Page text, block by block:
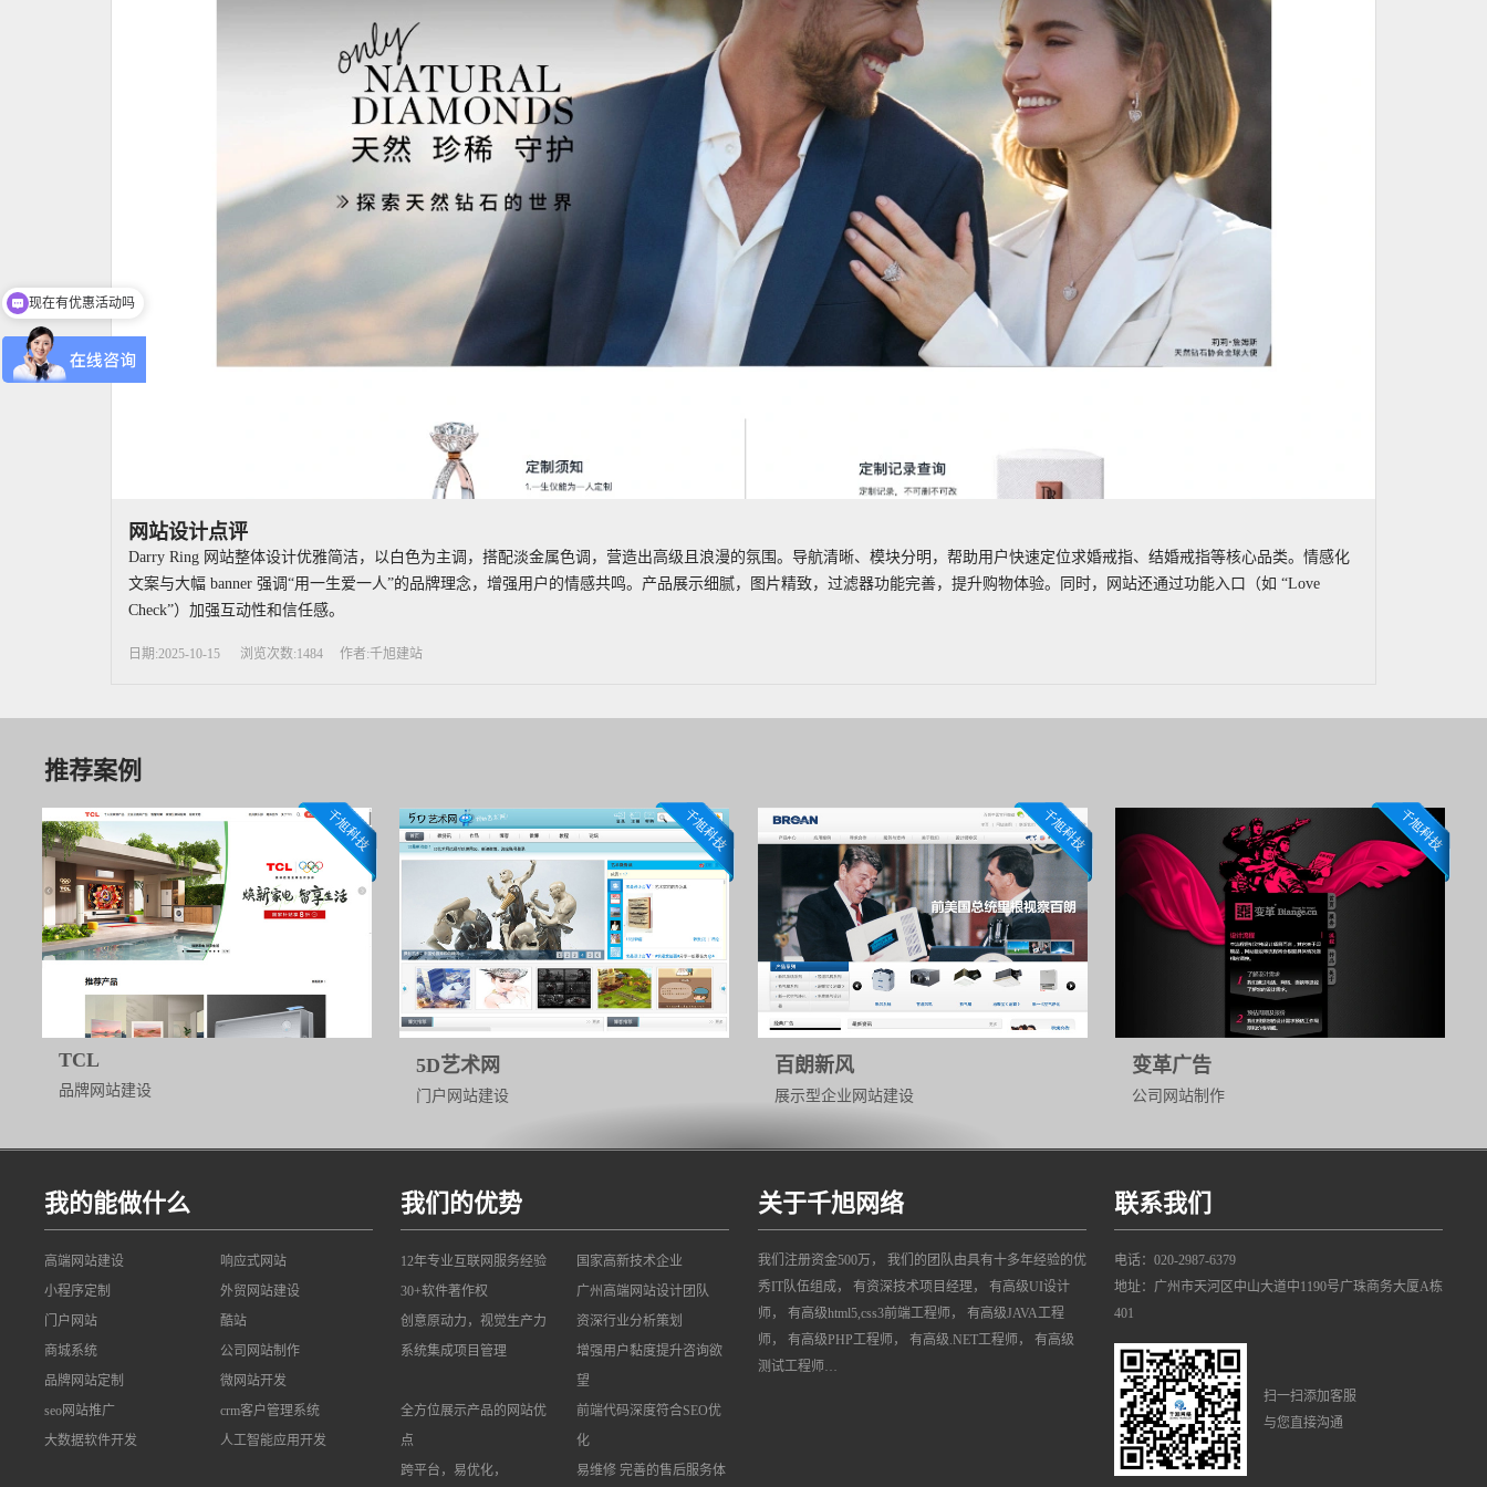
网站设计点评
Darry Ring 网站整体设计优雅简洁，以白色为主调，搭配淡金属色调，营造出高级且浪漫的氛围。导航清晰、模块分明，帮助用户快速定位求婚戒指、结婚戒指等核心品类。情感化
文案与大幅 banner 强调“用一生爱一人”的品牌理念，增强用户的情感共鸣。产品展示细腻，图片精致，过滤器功能完善，提升购物体验。同时，网站还通过功能入口（如 “Love
Check”）加强互动性和信任感。
日期:2025-10-15 浏览次数:1484 作者:千旭建站
推荐案例
TCL
品牌网站建设
5D艺术网
门户网站建设
百朗新风
展示型企业网站建设
变革广告
公司网站制作
我的能做什么
高端网站建设
响应式网站
小程序定制
外贸网站建设
门户网站
酷站
商城系统
公司网站制作
品牌网站定制
微网站开发
seo网站推广
crm客户管理系统
大数据软件开发
人工智能应用开发
我们的优势
12年专业互联网服务经验
国家高新技术企业
30+软件著作权
广州高端网站设计团队
创意原动力，视觉生产力
资深行业分析策划
系统集成项目管理
增强用户黏度提升咨询欲
望
全方位展示产品的网站优
点
前端代码深度符合SEO优
化
跨平台，易优化，
易维修 完善的售后服务体
关于千旭网络
我们注册资金500万， 我们的团队由具有十多年经验的优
秀IT队伍组成， 有资深技术项目经理， 有高级UI设计
师， 有高级html5,css3前端工程师， 有高级JAVA工程
师， 有高级PHP工程师， 有高级.NET工程师， 有高级
测试工程师…
联系我们
电话：020-2987-6379
地址：广州市天河区中山大道中1190号广珠商务大厦A栋
401
扫一扫添加客服
与您直接沟通
现在有优惠活动吗